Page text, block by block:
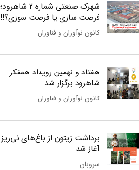
شهرک صنعتی شماره 2 شاهرود؛
فرصت سازی یا فرصت سوزی؟!!
کانون نوآوران و فناوران
هفتاد و نهمین رویداد همفکر
شاهرود برگزار شد
کانون نوآوران و فناوران
برداشت زیتون از باغ‌های نی‌ریز
آغاز شد
سروبان